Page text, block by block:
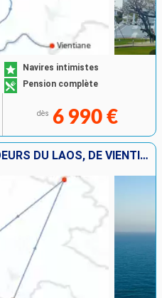
Navires intimistes
Pension complète
dès 6 990 €
CROISIÈRE LES SPLENDEURS DU LAOS, DE VIENTIANE À CHIANG RAI